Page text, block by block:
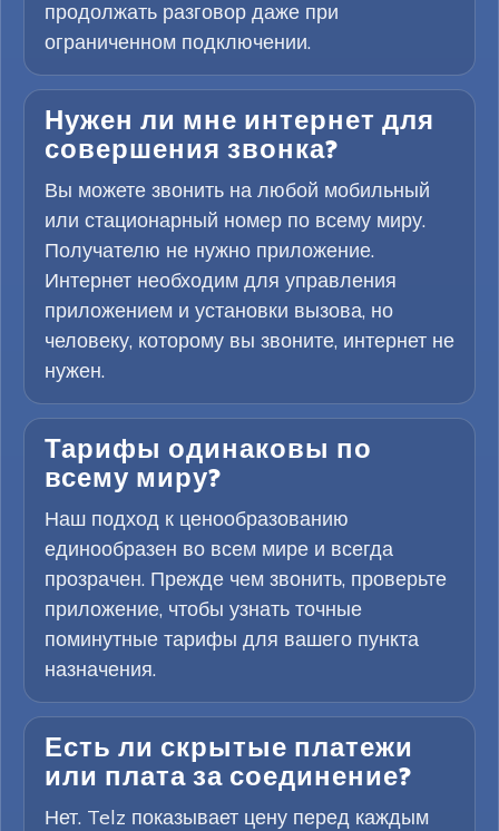
продолжать разговор даже при
ограниченном подключении.
Нужен ли мне интернет для
совершения звонка?
Вы можете звонить на любой мобильный
или стационарный номер по всему миру.
Получателю не нужно приложение.
Интернет необходим для управления
приложением и установки вызова, но
человеку, которому вы звоните, интернет не
нужен.
Тарифы одинаковы по
всему миру?
Наш подход к ценообразованию
единообразен во всем мире и всегда
прозрачен. Прежде чем звонить, проверьте
приложение, чтобы узнать точные
поминутные тарифы для вашего пункта
назначения.
Есть ли скрытые платежи
или плата за соединение?
Нет. Telz показывает цену перед каждым